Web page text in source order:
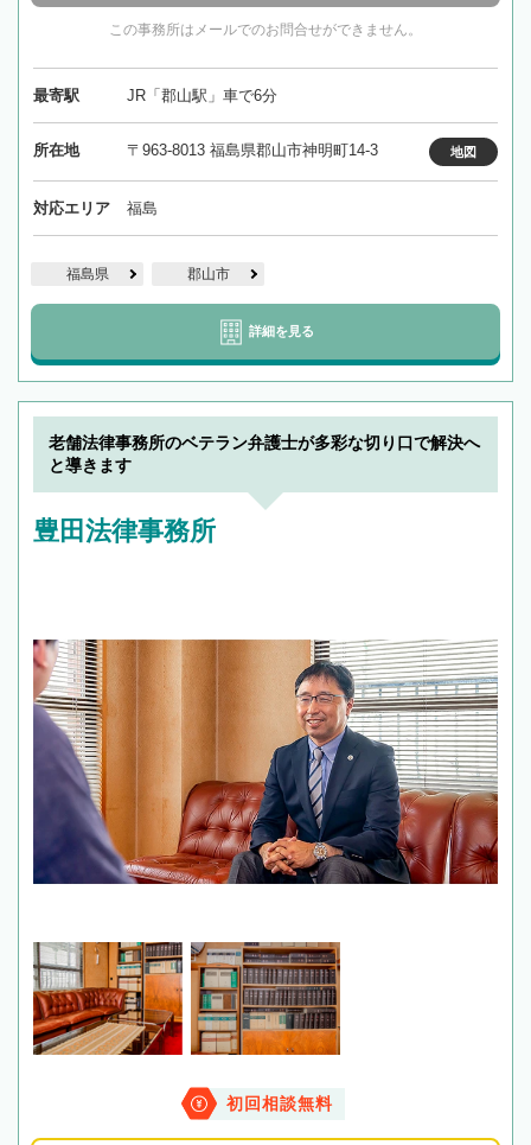
この事務所はメールでのお問合せができません。
最寄駅 JR「郡山駅」車で6分
所在地 〒963-8013 福島県郡山市神明町14-3 地図
対応エリア 福島
福島県 郡山市
詳細を見る
老舗法律事務所のベテラン弁護士が多彩な切り口で解決へ
と導きます
豊田法律事務所
初回相談無料